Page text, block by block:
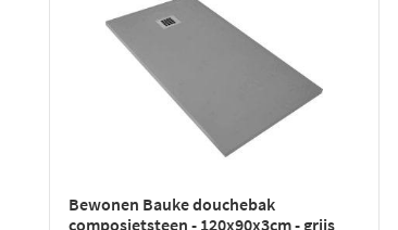
Bewonen Bauke douchebak
composietsteen - 120x90x3cm - grijs